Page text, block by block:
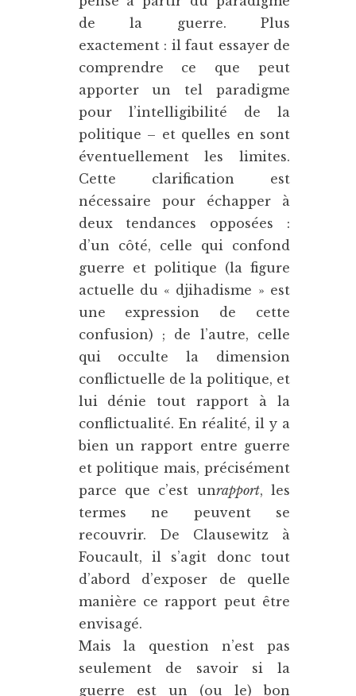
de la guerre. Plus
exactement : il faut essayer de
comprendre ce que peut
apporter un tel paradigme
pour l’intelligibilité de la
politique – et quelles en sont
éventuellement les limites.
Cette clarification est
nécessaire pour échapper à
deux tendances opposées :
d’un côté, celle qui confond
guerre et politique (la figure
actuelle du « djihadisme » est
une expression de cette
confusion) ; de l’autre, celle
qui occulte la dimension
conflictuelle de la politique, et
lui dénie tout rapport à la
conflictualité. En réalité, il y a
bien un rapport entre guerre
et politique mais, précisément
parce que c’est unrapport, les
termes ne peuvent se
recouvrir. De Clausewitz à
Foucault, il s’agit donc tout
d’abord d’exposer de quelle
manière ce rapport peut être
envisagé.
Mais la question n’est pas
seulement de savoir si la
guerre est un (ou le) bon